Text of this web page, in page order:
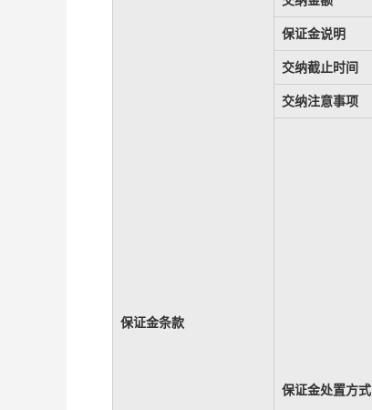
保证金条款
保证金说明
交纳截止时间
交纳注意事项
保证金处置方式